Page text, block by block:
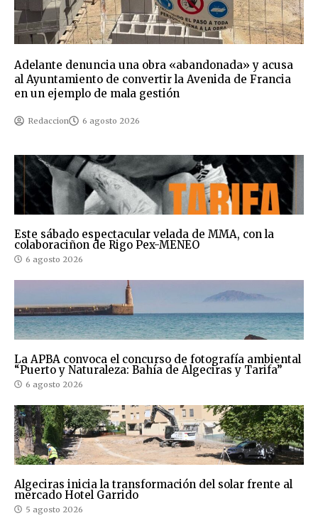
Adelante denuncia una obra «abandonada» y acusa
al Ayuntamiento de convertir la Avenida de Francia
en un ejemplo de mala gestión
Redaccion 6 agosto 2026
Este sábado espectacular velada de MMA, con la
colaboraciñon de Rigo Pex-MENEO
6 agosto 2026
La APBA convoca el concurso de fotografía ambiental
“Puerto y Naturaleza: Bahía de Algeciras y Tarifa”
6 agosto 2026
Algeciras inicia la transformación del solar frente al
mercado Hotel Garrido
5 agosto 2026